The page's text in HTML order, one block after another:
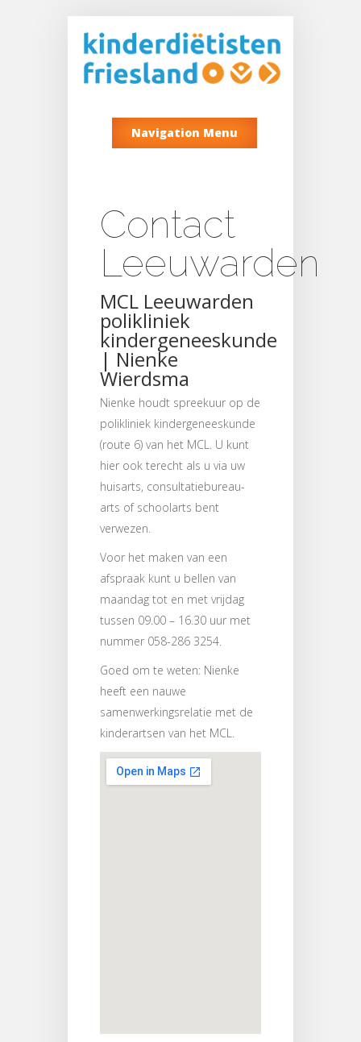
Navigation Menu
Contact
Leeuwarden
MCL Leeuwarden
polikliniek
kindergeneeskunde
| Nienke
Wierdsma
Nienke houdt spreekuur op de
polikliniek kindergeneeskunde
(route 6) van het MCL. U kunt
hier ook terecht als u via uw
huisarts, consultatiebureau-
arts of schoolarts bent
verwezen.
Voor het maken van een
afspraak kunt u bellen van
maandag tot en met vrijdag
tussen 09.00 – 16.30 uur met
nummer 058-286 3254.
Goed om te weten: Nienke
heeft een nauwe
samenwerkingsrelatie met de
kinderartsen van het MCL.